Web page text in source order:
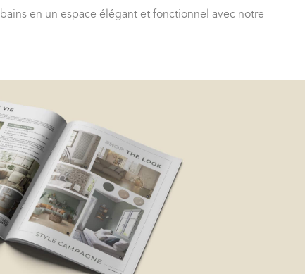
en un espace élégant et fonctionnel avec notre